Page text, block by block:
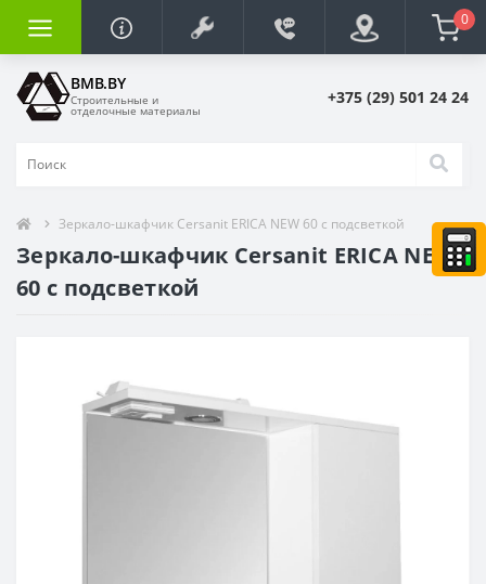
0
BMB.BY
Строительные и
отделочные материалы
+375 (29) 501 24 24
Зеркало-шкафчик Cersanit ERICA NEW 60 с подсветкой
Зеркало-шкафчик Cersanit ERICA NEW
60 с подсветкой